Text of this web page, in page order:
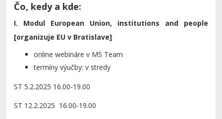
Čo, kedy a kde:
I. Modul European Union, institutions and people
[organizuje EU v Bratislave]
online webináre v MS Team
termíny výučby: v stredy
ST 5.2.2025 16.00-19.00
ST 12.2.2025 16.00-19.00